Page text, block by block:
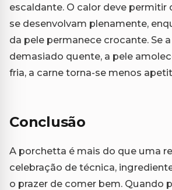
escaldante. O calor deve permitir
se desenvolvam plenamente,
da pele permanece crocante. Se
demasiado quente, a pele
fria, a carne torna-se menos
Conclusão
A porchetta é mais do que uma
celebração de técnica,
o prazer de comer bem. Quando